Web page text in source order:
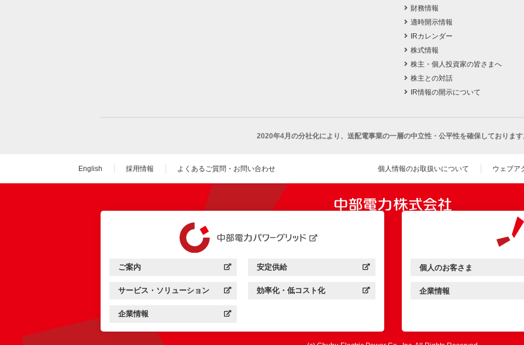
財務情報
適時開示情報
IRカレンダー
株式情報
株主・個人投資家の皆さまへ
株主との対話
IR情報の開示について
2020年4月の分社化により、 送配電事業の一層の中立性・公平性を確保しております
English 採用情報 よくあるご質問・お問い合わせ 個人情報のお取扱いについて ウェブア
中部電力パワーグリッド：
ご案内
（新しいウィンドウを開きます） 中部電力パワーグリッド：
安定供給
（新しいウィンドウを開きます）
中部電力パワーグリッド：
サービス・ソリューション
（新しいウィンドウを開きます） 中部電力パワーグリッド：
効率化・低コスト化
（新しいウィンドウを開きます）
中部電力パワーグリッド：
企業情報
（新しいウィンドウを開きます）
中部電力ミライズ：
個人のお客さま
（新しいウィンドウを開きま
中部電力ミライズ：
企業情報
（新しいウィンドウを開きま